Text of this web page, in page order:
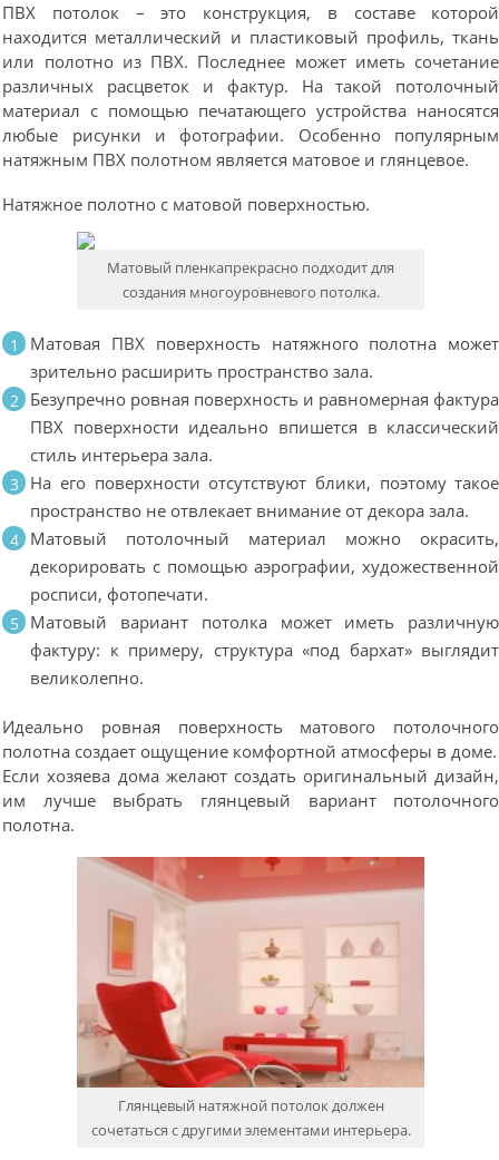
ПВХ потолок – это конструкция, в составе которой
находится металлический и пластиковый профиль, ткань
или полотно из ПВХ. Последнее может иметь сочетание
различных расцветок и фактур. На такой потолочный
материал с помощью печатающего устройства наносятся
любые рисунки и фотографии. Особенно популярным
натяжным ПВХ полотном является матовое и глянцевое.
Натяжное полотно с матовой поверхностью.
Матовый пленкапрекрасно подходит для
создания многоуровневого потолка.
Матовая ПВХ поверхность натяжного полотна может
зрительно расширить пространство зала.
Безупречно ровная поверхность и равномерная фактура
ПВХ поверхности идеально впишется в классический
стиль интерьера зала.
На его поверхности отсутствуют блики, поэтому такое
пространство не отвлекает внимание от декора зала.
Матовый потолочный материал можно окрасить,
декорировать с помощью аэрографии, художественной
росписи, фотопечати.
Матовый вариант потолка может иметь различную
фактуру: к примеру, структура «под бархат» выглядит
великолепно.
Идеально ровная поверхность матового потолочного
полотна создает ощущение комфортной атмосферы в доме.
Если хозяева дома желают создать оригинальный дизайн,
им лучше выбрать глянцевый вариант потолочного
полотна.
Глянцевый натяжной потолок должен
сочетаться с другими элементами интерьера.